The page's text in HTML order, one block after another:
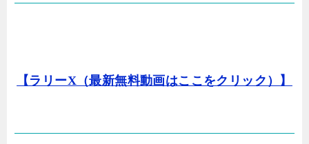
【ラリーX（最新無料動画はここをクリック）】